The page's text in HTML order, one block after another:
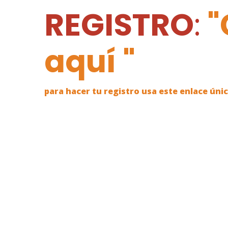
REGISTRO:
aquí "
para hacer tu registro usa este enlace